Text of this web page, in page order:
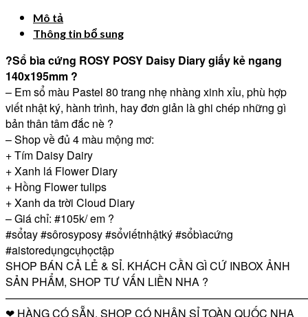
Mô tả
Thông tin bổ sung
?Sổ bìa cứng ROSY POSY Daisy Diary giấy kẻ ngang
140x195mm ?
– Em sổ màu Pastel 80 trang nhẹ nhàng xinh xỉu, phù hợp
viết nhật ký, hành trình, hay đơn giản là ghi chép những gì
bản thân tâm đắc nè ?
– Shop về đủ 4 màu mộng mơ:
+ Tím Daisy Dairy
+ Xanh lá Flower Diary
+ Hồng Flower tulips
+ Xanh da trời Cloud Diary
– Giá chỉ: #105k/ em ?
#sổtay #sôrosyposy #sổviếtnhậtký #sổbìacứng
#aistoredụngcụhọctập
SHOP BÁN CẢ LẺ & SỈ. KHÁCH CẦN GÌ CỨ INBOX ẢNH
SẢN PHẨM, SHOP TƯ VẤN LIỀN NHA ?
❤ HÀNG CÓ SẴN. SHOP CÓ NHẬN SỈ TOÀN QUỐC NHA